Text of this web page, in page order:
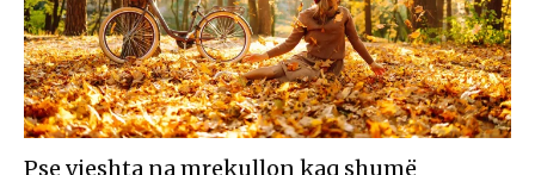
Pse vjeshta na mrekullon kaq shumë